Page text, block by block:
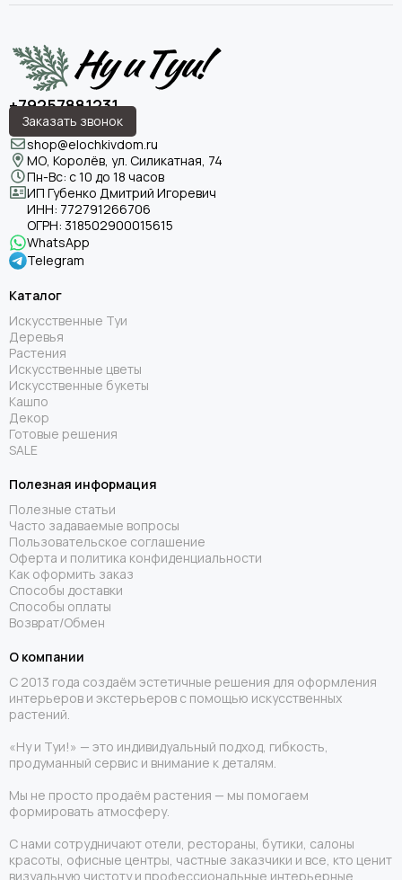
+79257881231
Заказать звонок
shop@elochkivdom.ru
МО, Королёв, ул. Силикатная, 74
Пн-Вс: с 10 до 18 часов
ИП Губенко Дмитрий Игоревич
ИНН: 772791266706
ОГРН: 318502900015615
WhatsApp
Telegram
Каталог
Искусственные Туи
Деревья
Растения
Искусственные цветы
Искусственные букеты
Кашпо
Декор
Готовые решения
SALE
Полезная информация
Полезные статьи
Часто задаваемые вопросы
Пользовательское соглашение
Оферта и политика конфиденциальности
Как оформить заказ
Способы доставки
Способы оплаты
Возврат/Обмен
О компании
С 2013 года создаём эстетичные решения для оформления
интерьеров и экстерьеров с помощью искусственных
растений.
«Ну и Туи!» — это индивидуальный подход, гибкость,
продуманный сервис и внимание к деталям.
Мы не просто продаём растения — мы помогаем
формировать атмосферу.
С нами сотрудничают отели, рестораны, бутики, салоны
красоты, офисные центры, частные заказчики и все, кто ценит
визуальную чистоту и профессиональные интерьерные